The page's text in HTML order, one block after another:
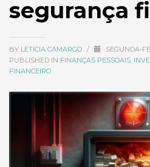
segurança
BY LETICIA CAMARGO / SEGUNDA-
PUBLISHED IN FINANÇAS PESSOAIS
FINANCEIRO